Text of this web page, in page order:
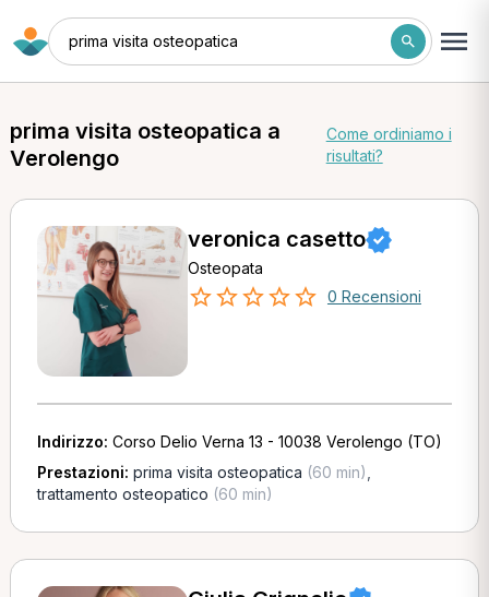
prima visita osteopatica
prima visita osteopatica a
Verolengo
Come ordiniamo i
risultati?
veronica casetto
Osteopata
0 Recensioni
Indirizzo: Corso Delio Verna 13 - 10038 Verolengo (TO)
Prestazioni: prima visita osteopatica (60 min)
trattamento osteopatico (60 min)